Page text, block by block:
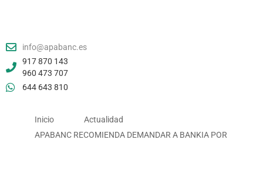
info@apabanc.es
917 870 143
960 473 707
644 643 810
Inicio
Actualidad
APABANC RECOMIENDA DEMANDAR A BANKIA POR